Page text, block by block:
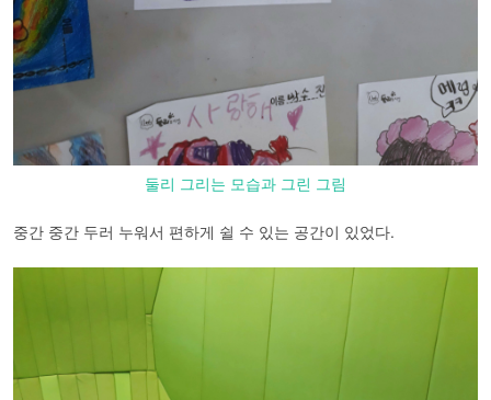
둘리 그리는 모습과 그린 그림
중간 중간 두러 누워서 편하게 쉴 수 있는 공간이 있었다.